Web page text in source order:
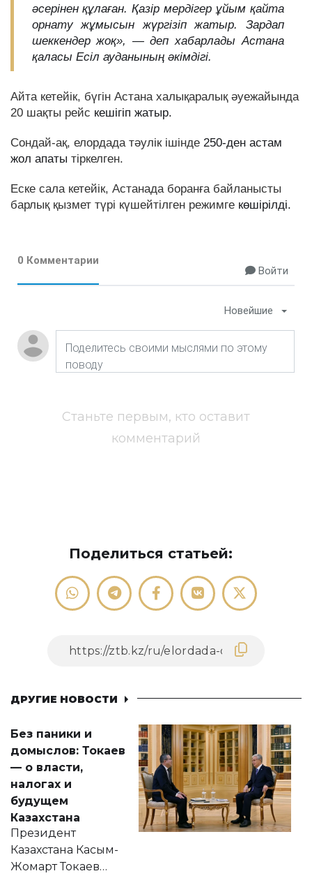
әсерінен құлаған. Қазір мердігер ұйым қайта
орнату жұмысын жүргізіп жатыр. Зардап
шеккендер жоқ», — деп хабарлады Астана
қаласы Есіл ауданының әкімдігі.
Айта кетейік, бүгін Астана халықаралық әуежайында
20 шақты рейс кешігіп жатыр.
Сондай-ақ, елордада тәулік ішінде 250-ден астам
жол апаты тіркелген.
Еске сала кетейік, Астанада боранға байланысты
барлық қызмет түрі күшейтілген режимге көшірілді.
0 Комментарии
Войти
Новейшие
Станьте первым, кто оставит
комментарий
Поделиться статьей:
ДРУГИЕ НОВОСТИ
Без паники и
домыслов: Токаев
— о власти,
налогах и
будущем
Казахстана
Президент
Казахстана Касым-
Жомарт Токаев